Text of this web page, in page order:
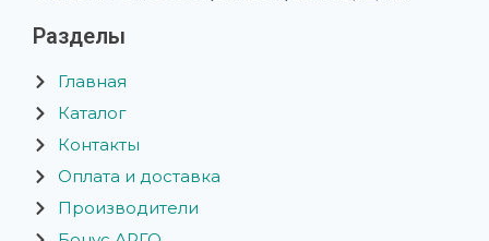
Разделы
Главная
Каталог
Контакты
Оплата и доставка
Производители